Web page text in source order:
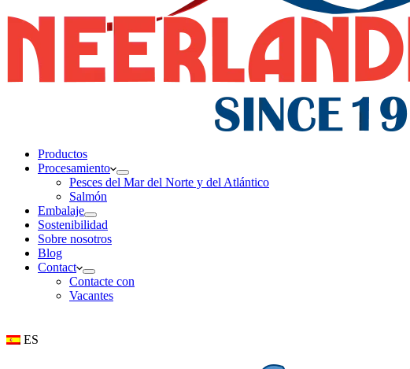
Productos
Procesamiento
Pesces del Mar del Norte y del Atlántico
Salmón
Embalaje
Sostenibilidad
Sobre nosotros
Blog
Contact
Contacte con
Vacantes
ES